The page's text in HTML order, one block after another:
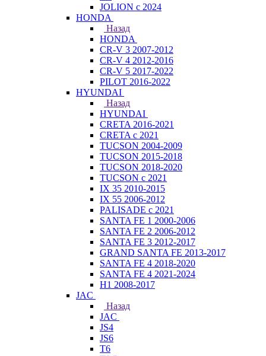
JOLION с 2024
HONDA
Назад
HONDA
CR-V 3 2007-2012
CR-V 4 2012-2016
CR-V 5 2017-2022
PILOT 2016-2022
HYUNDAI
Назад
HYUNDAI
CRETA 2016-2021
CRETA с 2021
TUCSON 2004-2009
TUCSON 2015-2018
TUCSON 2018-2020
TUCSON с 2021
IX 35 2010-2015
IX 55 2006-2012
PALISADE с 2021
SANTA FE 1 2000-2006
SANTA FE 2 2006-2012
SANTA FE 3 2012-2017
GRAND SANTA FE 2013-2017
SANTA FE 4 2018-2020
SANTA FE 4 2021-2024
H1 2008-2017
JAC
Назад
JAC
JS4
JS6
T6